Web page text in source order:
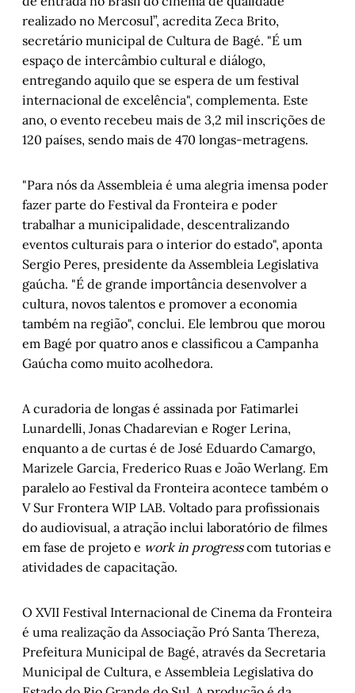
realizado no Mercosul”, acredita Zeca Brito,
secretário municipal de Cultura de Bagé. "É um
espaço de intercâmbio cultural e diálogo,
entregando aquilo que se espera de um festival
internacional de excelência", complementa. Este
ano, o evento recebeu mais de 3,2 mil inscrições de
120 países, sendo mais de 470 longas-metragens.
"Para nós da Assembleia é uma alegria imensa poder
fazer parte do Festival da Fronteira e poder
trabalhar a municipalidade, descentralizando
eventos culturais para o interior do estado", aponta
Sergio Peres, presidente da Assembleia Legislativa
gaúcha. "É de grande importância desenvolver a
cultura, novos talentos e promover a economia
também na região", conclui. Ele lembrou que morou
em Bagé por quatro anos e classificou a Campanha
Gaúcha como muito acolhedora.
A curadoria de longas é assinada por Fatimarlei
Lunardelli, Jonas Chadarevian e Roger Lerina,
enquanto a de curtas é de José Eduardo Camargo,
Marizele Garcia, Frederico Ruas e João Werlang. Em
paralelo ao Festival da Fronteira acontece também o
V Sur Frontera WIP LAB. Voltado para profissionais
do audiovisual, a atração inclui laboratório de filmes
em fase de projeto e work in progresscom tutorias e
atividades de capacitação.
O XVII Festival Internacional de Cinema da Fronteira
é uma realização da Associação Pró Santa Thereza,
Prefeitura Municipal de Bagé, através da Secretaria
Municipal de Cultura, e Assembleia Legislativa do